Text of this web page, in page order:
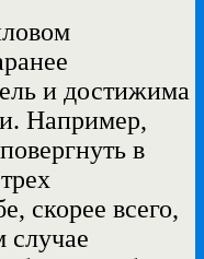
и достижима
Например,
в
скорее всего,
случае